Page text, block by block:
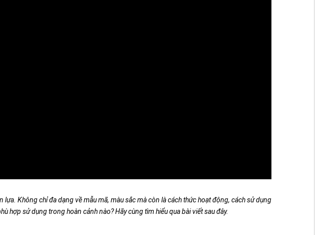
Không chỉ đa dạng về mẫu mã, màu sắc mà còn là cách thức hoạt động, cách sử dụng
hợp sử dụng trong hoàn cảnh nào? Hãy cùng tìm hiểu qua bài viết sau đây.